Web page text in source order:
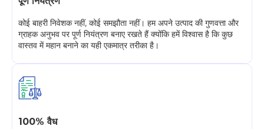
कोई बाहरी निवेशक नहीं, कोई समझौता नहीं। हम अपने उत्पाद की गुणवत्ता और
ग्राहक अनुभव पर पूर्ण नियंत्रण बनाए रखते हैं क्योंकि हमें विश्वास है कि कुछ
वास्तव में महान बनाने का यही एकमात्र तरीका है।
100% वैध